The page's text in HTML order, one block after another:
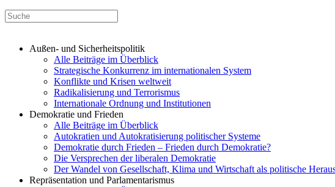
Außen- und Sicherheitspolitik
Alle Beiträge im Überblick
Strategische Konkurrenz im internationalen System
Konflikte und Krisen weltweit
Radikalisierung und Terrorismus
Internationale Ordnung und Institutionen
Demokratie und Frieden
Alle Beiträge im Überblick
Autokratien und Autokratisierung politischer Systeme
Demokratie durch Frieden – Frieden durch Demokratie?
Die Versprechen der liberalen Demokratie
Der Wandel von Gesellschaft, Klima und Wirtschaft als politische
Repräsentation und Parlamentarismus